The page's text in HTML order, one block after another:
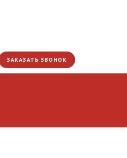
ЗАКАЗАТЬ ЗВОНОК